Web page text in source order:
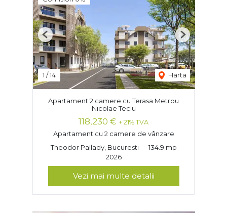
1 /14 Harta
Previous Next
Apartament 2 camere cu Terasa Metrou
Nicolae Teclu
118,230 € + 21% TVA
Apartament cu 2 camere de vânzare
Theodor Pallady, Bucuresti
134.9 mp
2026
Vezi mai multe detalii